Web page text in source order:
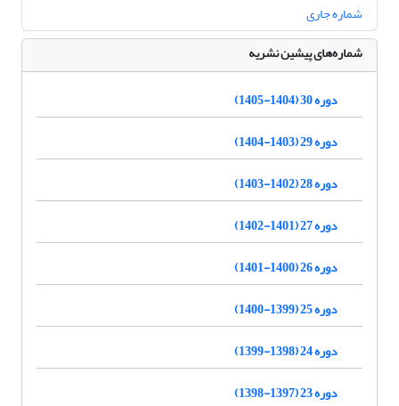
شماره جاری
شماره‌های پیشین نشریه
دوره 30 (1404-1405)
دوره 29 (1403-1404)
دوره 28 (1402-1403)
دوره 27 (1401-1402)
دوره 26 (1400-1401)
دوره 25 (1399-1400)
دوره 24 (1398-1399)
دوره 23 (1397-1398)